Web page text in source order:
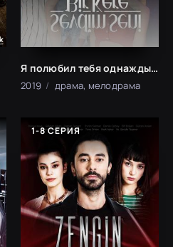
Я полюбил тебя однажды (2019)
2019 драма, мелодрама
1-8 СЕРИЯ